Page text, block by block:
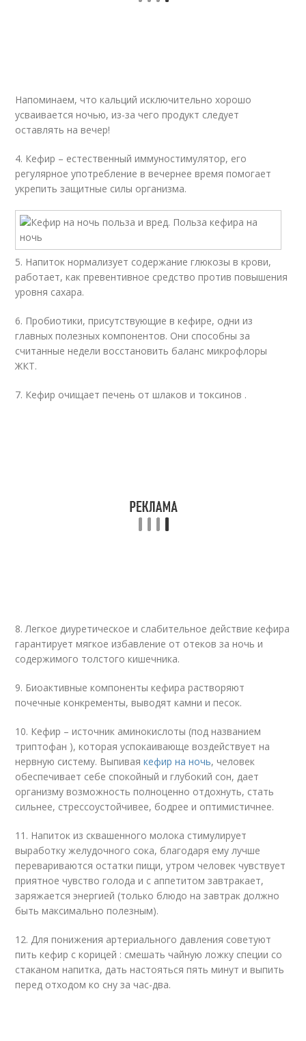
Напоминаем, что кальций исключительно хорошо
усваивается ночью, из-за чего продукт следует
оставлять на вечер!
4. Кефир – естественный иммуностимулятор, его
регулярное употребление в вечернее время помогает
укрепить защитные силы организма.
5. Напиток нормализует содержание глюкозы в крови,
работает, как превентивное средство против повышения
уровня сахара.
6. Пробиотики, присутствующие в кефире, одни из
главных полезных компонентов. Они способны за
считанные недели восстановить баланс микрофлоры
ЖКТ.
7. Кефир очищает печень от шлаков и токсинов .
8. Легкое диуретическое и слабительное действие кефира
гарантирует мягкое избавление от отеков за ночь и
содержимого толстого кишечника.
9. Биоактивные компоненты кефира растворяют
почечные конкременты, выводят камни и песок.
10. Кефир – источник аминокислоты (под названием
триптофан ), которая успокаивающе воздействует на
нервную систему. Выпиваякефир на ночь, человек
обеспечивает себе спокойный и глубокий сон, дает
организму возможность полноценно отдохнуть, стать
сильнее, стрессоустойчивее, бодрее и оптимистичнее.
11. Напиток из сквашенного молока стимулирует
выработку желудочного сока, благодаря ему лучше
перевариваются остатки пищи, утром человек чувствует
приятное чувство голода и с аппетитом завтракает,
заряжается энергией (только блюдо на завтрак должно
быть максимально полезным).
12. Для понижения артериального давления советуют
пить кефир с корицей : смешать чайную ложку специи со
стаканом напитка, дать настояться пять минут и выпить
перед отходом ко сну за час-два.